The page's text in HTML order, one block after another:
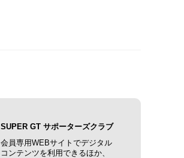
SUPER GT サポーターズクラブ
会員専用WEBサイトでデジタル
コンテンツを利用できるほか、